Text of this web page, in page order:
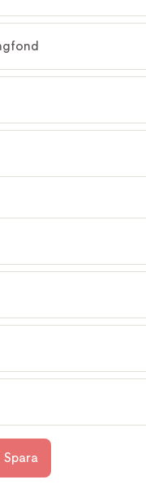
Spara